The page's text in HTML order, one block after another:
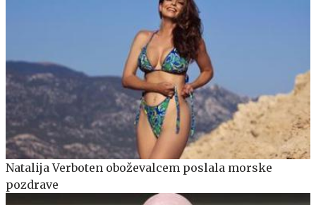
Natalija Verboten oboževalcem poslala morske
pozdrave